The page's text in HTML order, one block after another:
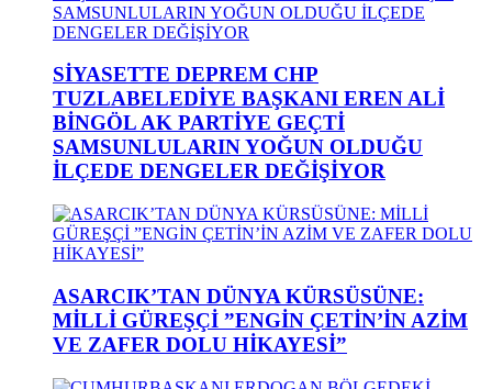
SİYASETTE DEPREM CHP
TUZLABELEDİYE BAŞKANI EREN ALİ
BİNGÖL AK PARTİYE GEÇTİ
SAMSUNLULARIN YOĞUN OLDUĞU
İLÇEDE DENGELER DEĞİŞİYOR
ASARCIK’TAN DÜNYA KÜRSÜSÜNE:
MİLLİ GÜREŞÇİ ”ENGİN ÇETİN’İN AZİM
VE ZAFER DOLU HİKAYESİ”